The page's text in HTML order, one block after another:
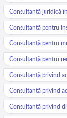
Consultanță juridică
Consultanță pentru
Consultanță pentru
Consultanță pentru
Consultanță privind
Consultanță privind
Consultanță privind